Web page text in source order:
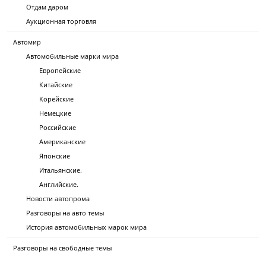
Отдам даром
Аукционная торговля
Автомир
Автомобильные марки мира
Европейские
Китайские
Корейские
Немецкие
Российские
Американские
Японские
Итальянские.
Английские.
Новости автопрома
Разговоры на авто темы
История автомобильных марок мира
Разговоры на свободные темы